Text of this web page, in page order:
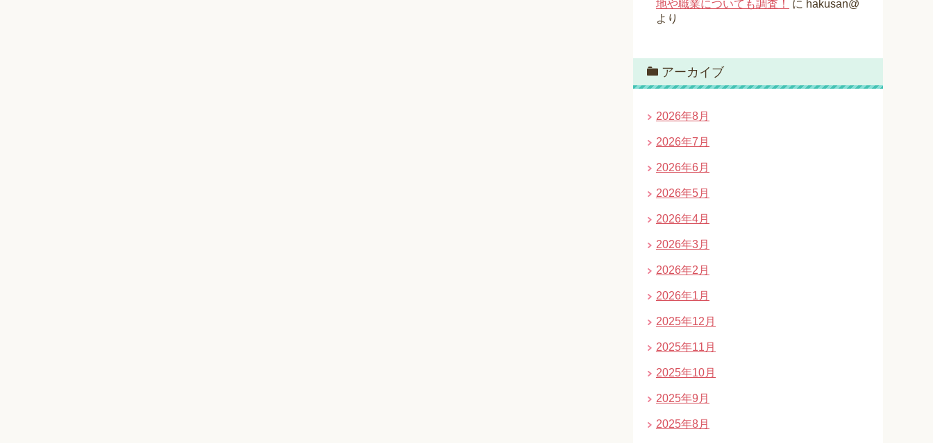
地や職業についても調査！
に hakusan@
より
アーカイブ
2026年8月
2026年7月
2026年6月
2026年5月
2026年4月
2026年3月
2026年2月
2026年1月
2025年12月
2025年11月
2025年10月
2025年9月
2025年8月